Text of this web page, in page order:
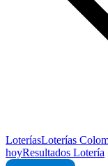
LoteríasLoterías
hoyResultados Lotería